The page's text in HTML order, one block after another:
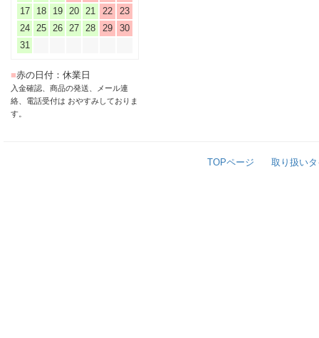
17
18 19 20 21 22
23
24
25 26 27 28 29
30
31
■赤の日付：休業日
入金確認、商品の発送、メール連
絡、電話受付は おやすみしておりま
す。
TOPページ 取り扱い